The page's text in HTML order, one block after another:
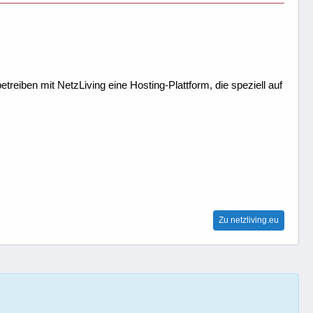
mit NetzLiving eine Hosting-Plattform, die speziell auf
Zu netzliving.eu